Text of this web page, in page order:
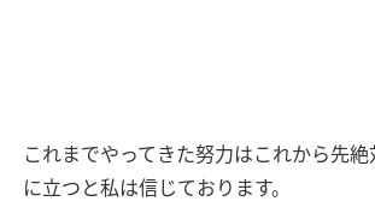
これまでやってきた努力はこれから先
に立つと私は信じております。